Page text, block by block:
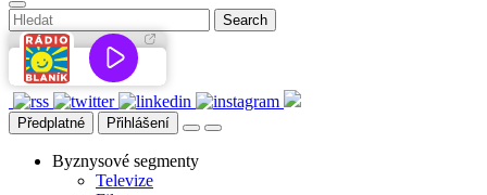
Předplatné Přihlášení
Byznysové segmenty
Televize